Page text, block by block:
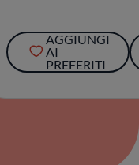
AGGIUNGI
AI
PREFERITI